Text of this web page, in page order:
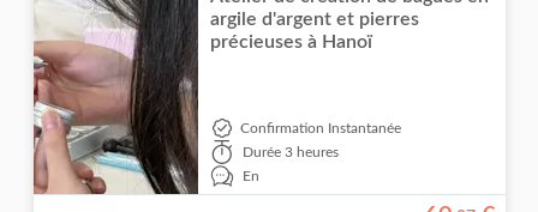
argile d'argent et pierres
précieuses à Hanoï
Confirmation Instantanée
Durée 3 heures
En